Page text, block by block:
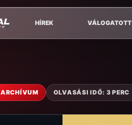
HÍREK VÁLOGATOTT
ARCHÍVUM OLVASÁSI IDŐ: 3 PERC